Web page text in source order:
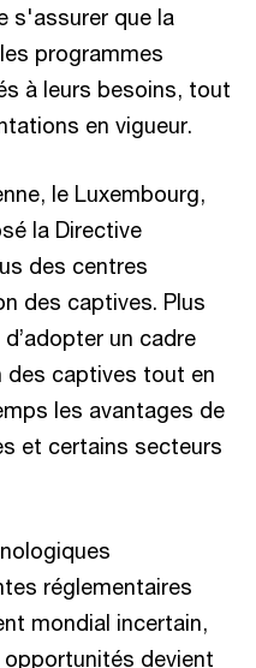
s'assurer que la
programmes
à leurs besoins, tout
en vigueur.
le Luxembourg,
la Directive
des centres
des captives. Plus
un cadre
des captives tout en
les avantages de
et certains secteurs
réglementaires
mondial incertain,
devient